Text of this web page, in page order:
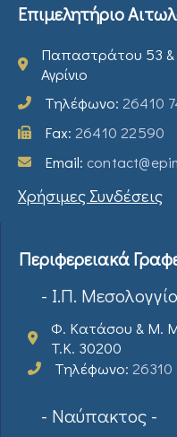
Επιμελητήριο
Παπαστράτου 53 &
Αγρίνιο
Τηλέφωνο: 26410
Fax: 26410 22590
Email:
Χρήσιμες Συνδέσεις
Περιφερειακά
- Ι.Π.
Φ. Κατάσου & Μ.
T.K. 30200
Τηλέφωνο:
- Ναύπακτος -